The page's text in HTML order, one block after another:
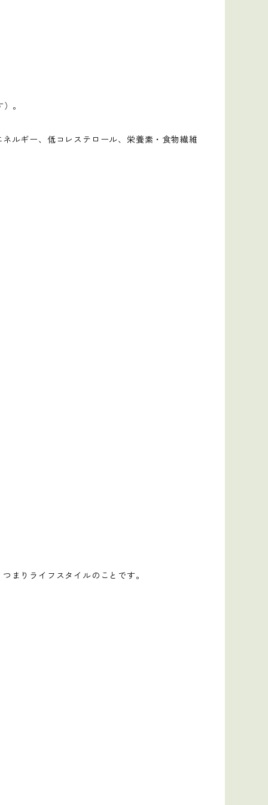
。
ルギー、低コレステロール、栄養素・食物繊維
まりライフスタイルのことです。